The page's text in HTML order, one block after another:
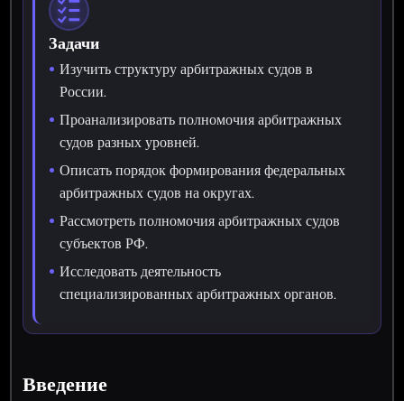
Задачи
Изучить структуру арбитражных судов в
России.
Проанализировать полномочия арбитражных
судов разных уровней.
Описать порядок формирования федеральных
арбитражных судов на округах.
Рассмотреть полномочия арбитражных судов
субъектов РФ.
Исследовать деятельность
специализированных арбитражных органов.
Введение